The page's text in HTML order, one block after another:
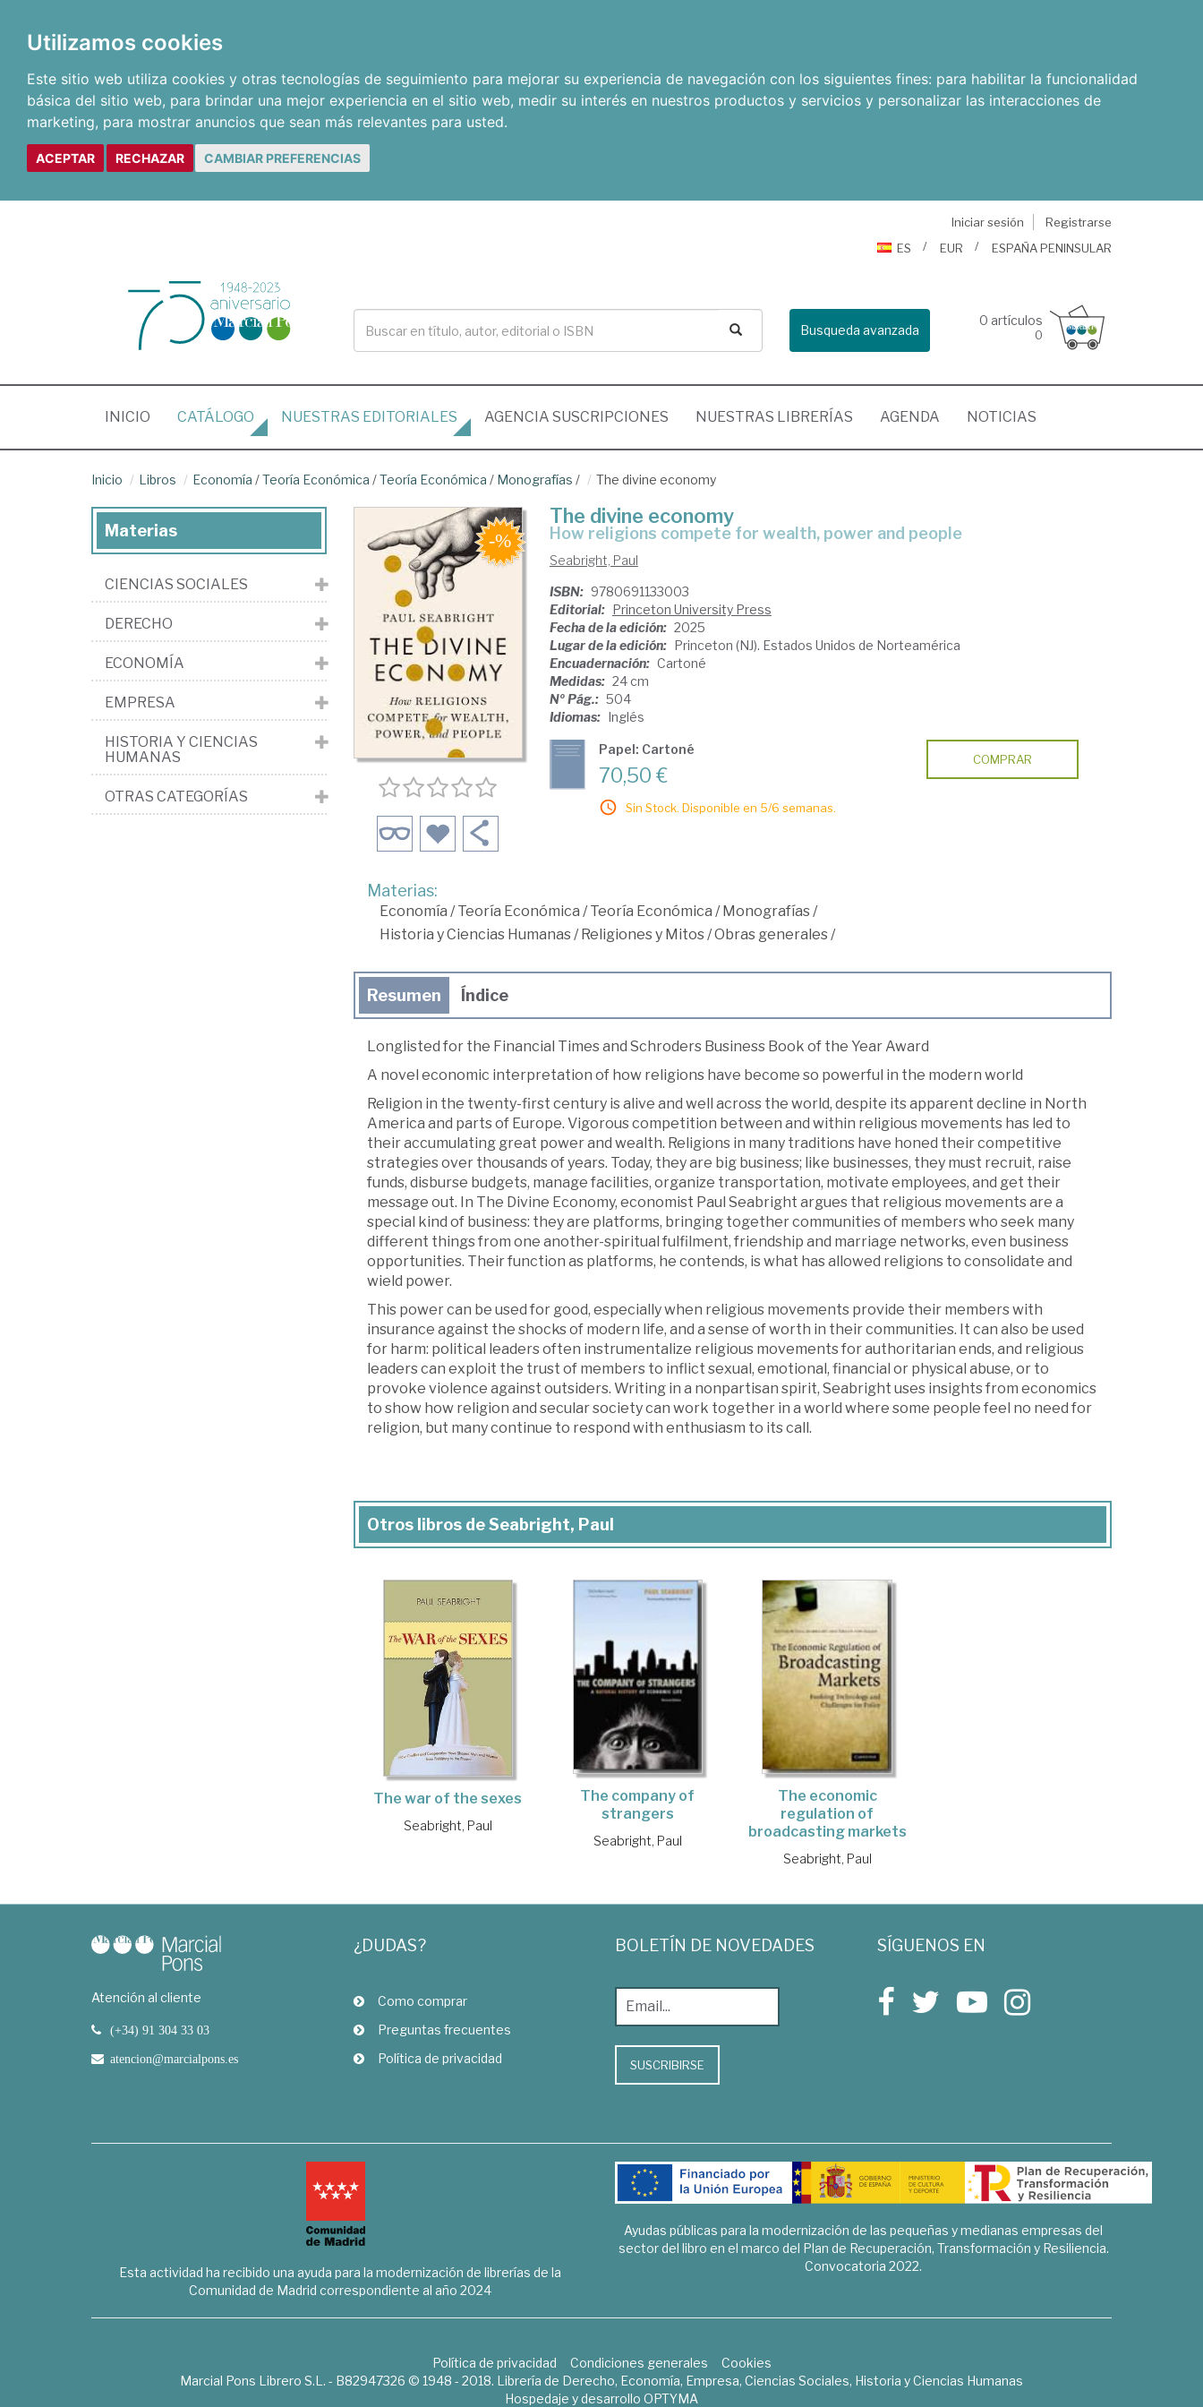
Utilizamos cookies
Este sitio web utiliza cookies y otras tecnologías de seguimiento para mejorar su experiencia de navegación con los siguientes fines: para habilitar la funcionalidad
básica del sitio web, para brindar una mejor experiencia en el sitio web, medir su interés en nuestros productos y servicios y personalizar las interacciones de
marketing, para mostrar anuncios que sean más relevantes para usted.
ACEPTAR RECHAZAR CAMBIAR PREFERENCIAS
Iniciar sesión
Registrarse
ES
EUR ESPAÑA PENINSULAR
Busqueda avanzada
0 artículos
0
INICIO (CURRENT)
CATÁLOGO NUESTRAS EDITORIALES AGENCIA SUSCRIPCIONES NUESTRAS LIBRERÍAS AGENDA NOTICIAS
Inicio Libros Economía /Teoría Económica /Teoría Económica / Monografías / The divine economy
The divine economy
how religions compete for wealth, power and people
Seabright, Paul
ISBN: 9780691133003
Editorial: Princeton University Press
Fecha de la edición: 2025
Lugar de la edición: Princeton (NJ). Estados Unidos de Norteamérica
Encuadernación: Cartoné
Medidas: 24 cm
Nº Pág.: 504
Idiomas: Inglés
Papel: Cartoné
70,50 €
Sin Stock. Disponible en 5/6 semanas.
COMPRAR
Materias:
Economía /Teoría Económica /Teoría Económica /Monografías/
Historia y Ciencias Humanas/Religiones y Mitos/Obras generales/
Resumen Índice
Longlisted for the Financial Times and Schroders Business Book of the Year Award
A novel economic interpretation of how religions have become so powerful in the modern world
Religion in the twenty-first century is alive and well across the world, despite its apparent decline in North
America and parts of Europe. Vigorous competition between and within religious movements has led to
their accumulating great power and wealth. Religions in many traditions have honed their competitive
strategies over thousands of years. Today, they are big business; like businesses, they must recruit, raise
funds, disburse budgets, manage facilities, organize transportation, motivate employees, and get their
message out. In The Divine Economy, economist Paul Seabright argues that religious movements are a
special kind of business: they are platforms, bringing together communities of members who seek many
different things from one another-spiritual fulfilment, friendship and marriage networks, even business
opportunities. Their function as platforms, he contends, is what has allowed religions to consolidate and
wield power.
This power can be used for good, especially when religious movements provide their members with
insurance against the shocks of modern life, and a sense of worth in their communities. It can also be used
for harm: political leaders often instrumentalize religious movements for authoritarian ends, and religious
leaders can exploit the trust of members to inflict sexual, emotional, financial or physical abuse, or to
provoke violence against outsiders. Writing in a nonpartisan spirit, Seabright uses insights from economics
to show how religion and secular society can work together in a world where some people feel no need for
religion, but many continue to respond with enthusiasm to its call.
Otros libros de Seabright, Paul
The war of the sexes
Seabright, Paul
The company of
strangers
Seabright, Paul
The economic
regulation of
broadcasting markets
Seabright, Paul
Materias
CIENCIAS SOCIALES
DERECHO
ECONOMÍA
EMPRESA
HISTORIA Y CIENCIAS
HUMANAS
OTRAS CATEGORÍAS
Atención al cliente
(+34) 91 304 33 03
atencion@marcialpons.es
¿DUDAS?
Como comprar
Preguntas frecuentes
Política de privacidad
BOLETÍN DE NOVEDADES
SUSCRIBIRSE
SÍGUENOS EN
Esta actividad ha recibido una ayuda para la modernización de librerías de la
Comunidad de Madrid correspondiente al año 2024
Ayudas públicas para la modernización de las pequeñas y medianas empresas del
sector del libro en el marco del Plan de Recuperación, Transformación y Resiliencia.
Convocatoria 2022.
Política de privacidad Condiciones generales
Cookies
Marcial Pons Librero S.L. - B82947326 © 1948 - 2018. Librería de Derecho, Economía, Empresa, Ciencias Sociales, Historia y Ciencias Humanas
Hospedaje y desarrollo OPTYMA